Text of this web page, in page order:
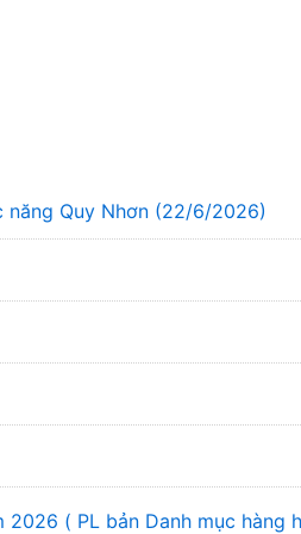
năng Quy Nhơn (22/6/2026)
( PL bản Danh mục hàng